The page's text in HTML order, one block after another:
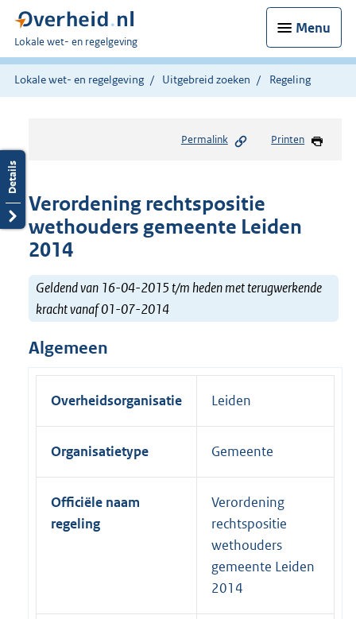
Menu
U
bent
hier:
Lokale wet- en regelgeving
Lokale wet- en regelgeving Uitgebreid zoeken Regeling
Permalink Printen
Verordening rechtspositie
wethouders gemeente Leiden
2014
Geldend van 16-04-2015 t/m heden met terugwerkende
kracht vanaf 01-07-2014
Algemeen
Overheidsorganisatie Leiden
Organisatietype Gemeente
Officiële naam
regeling
Verordening
rechtspositie
wethouders
gemeente Leiden
2014